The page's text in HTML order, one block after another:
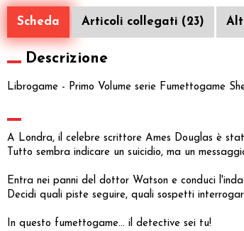
Scheda Articoli collegati (23)
Descrizione
Librogame - Primo Volume serie Fumettogame
A Londra, il celebre scrittore Ames Douglas è
Tutto sembra indicare un suicidio, ma un
Entra nei panni del dottor Watson e conduci
Decidi quali piste seguire, quali sospetti
In questo fumettogame... il detective sei tu!